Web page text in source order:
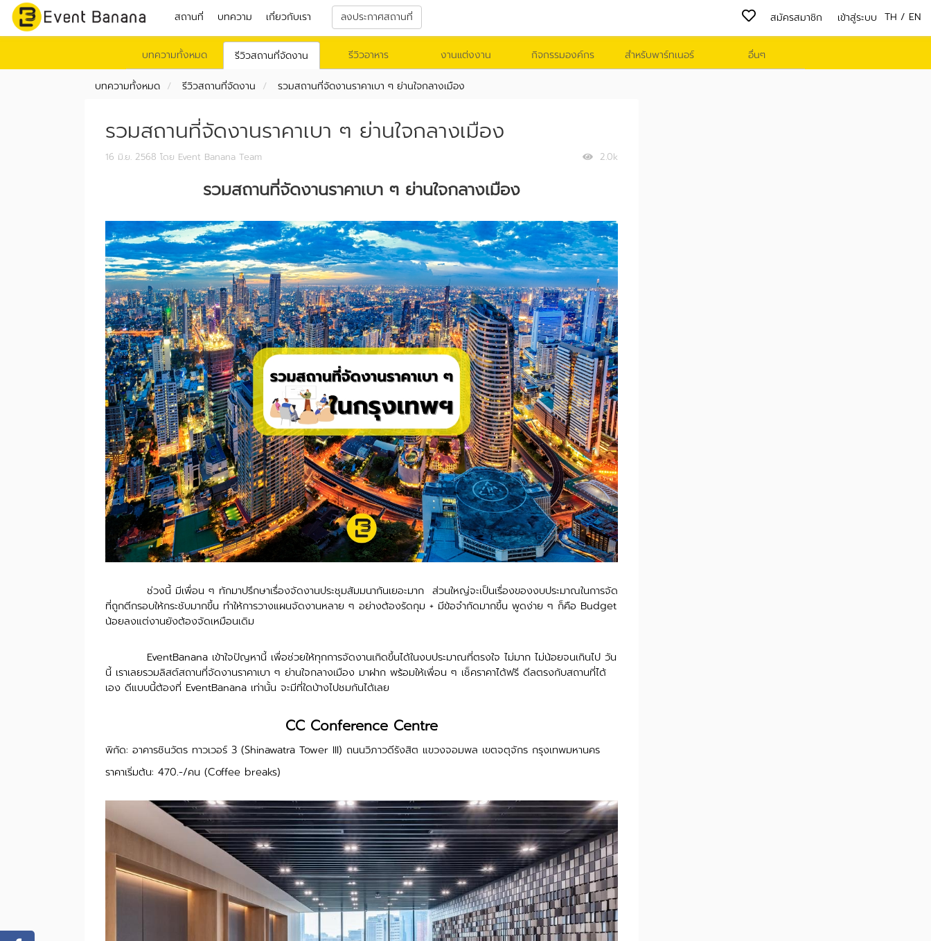
สถานที่ บทความ เกี่ยวกับเรา ลงประกาศสถานที่ TH / EN
สมัครสมาชิก เข้าสู่ระบบ
บทความทั้งหมด รีวิวสถานที่จัดงาน รีวิวอาหาร งานแต่งงาน กิจกรรมองค์กร สำหรับพาร์ทเนอร์ อื่นๆ
บทความทั้งหมด รีวิวสถานที่จัดงาน รวมสถานที่จัดงานราคาเบา ๆ ย่านใจกลางเมือง
รวมสถานที่จัดงานราคาเบา ๆ ย่านใจกลางเมือง
2.0k
16 มิ.ย. 2568 โดย Event Banana Team
รวมสถานที่จัดงานราคาเบา ๆ ย่านใจกลางเมือง
ช่วงนี้ มีเพื่อน ๆ ทักมาปรึกษาเรื่องจัดงานประชุมสัมมนากันเยอะมาก ส่วนใหญ่จะเป็นเรื่องของงบประมาณในการจัด
ที่ถูกตีกรอบให้กระชับมากขึ้น ทำให้การวางแผนจัดงานหลาย ๆ อย่างต้องรัดกุม + มีข้อจำกัดมากขึ้น พูดง่าย ๆ ก็คือ Budget
น้อยลงแต่งานยังต้องจัดเหมือนเดิม
EventBanana เข้าใจปัญหานี้ เพื่อช่วยให้ทุกการจัดงานเกิดขึ้นได้ในงบประมาณที่ตรงใจ ไม่มาก ไม่น้อยจนเกินไป วัน
นี้ เราเลยรวมลิสต์สถานที่จัดงานราคาเบา ๆ ย่านใจกลางเมือง มาฝาก พร้อมให้เพื่อน ๆ เช็คราคาได้ฟรี ดีลตรงกับสถานที่ได้
เอง ดีแบบนี้ต้องที่ EventBanana เท่านั้น จะมีที่ใดบ้างไปชมกันได้เลย
CC Conference Centre
พิกัด: อาคารชินวัตร ทาวเวอร์ 3 (Shinawatra Tower III) ถนนวิภาวดีรังสิต แขวงจอมพล เขตจตุจักร กรุงเทพมหานคร
ราคาเริ่มต้น: 470.-/คน (Coffee breaks)